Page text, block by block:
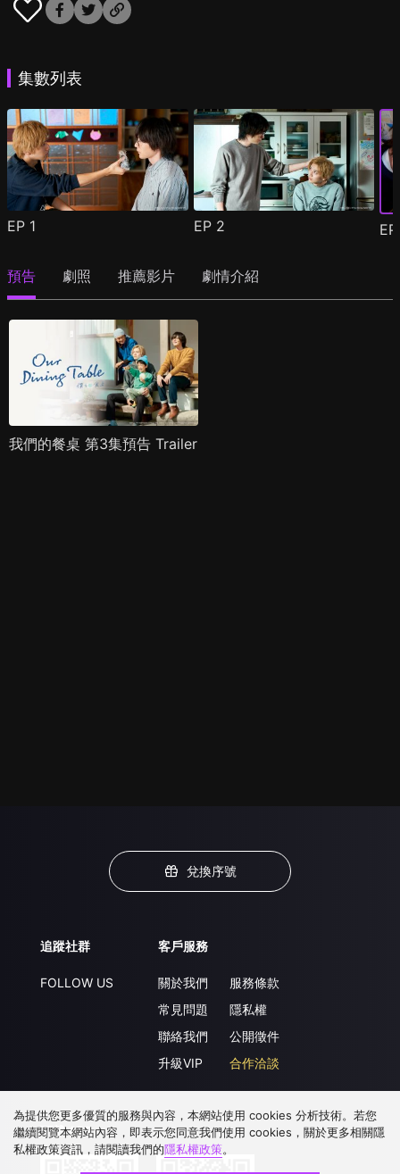
集數列表
EP 1 EP 2
預告 劇照 推薦影片 劇情介紹
我們的餐桌 第3集預告 Trailer
兌換序號
追蹤社群
FOLLOW US
客戶服務
關於我們
常見問題
聯絡我們
升級VIP
服務條款
隱私權
公開徵件
合作洽談
下載 APP
為提供您更多優質的服務與內容，本網站使用 cookies 分析技術。若您
繼續閱覽本網站內容，即表示您同意我們使用 cookies，關於更多相關隱
私權政策資訊，請閱讀我們的隱私權政策。